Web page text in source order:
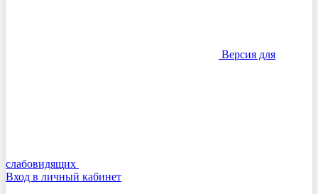
Версия для
слабовидящих
Вход в личный кабинет